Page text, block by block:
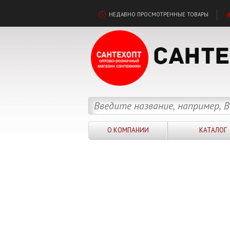
НЕДАВНО ПРОСМОТРЕННЫЕ ТОВАРЫ
О КОМПАНИИ КАТАЛОГ